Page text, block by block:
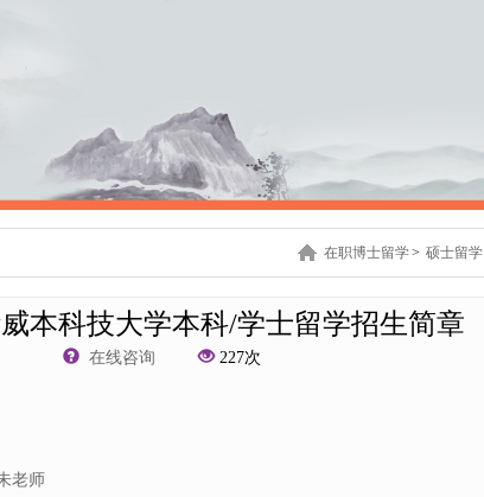
在职博士留学> 硕士留学
本科技大学本科/学士留学招生简章
在线咨询 227次
老师